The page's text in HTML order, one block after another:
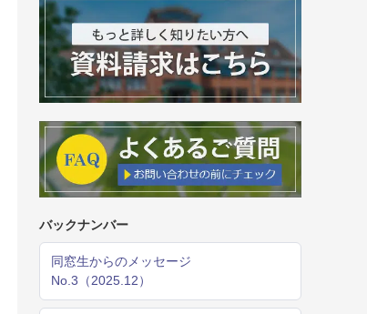
バックナンバー
同窓生からのメッセージ
No.3（2025.12）